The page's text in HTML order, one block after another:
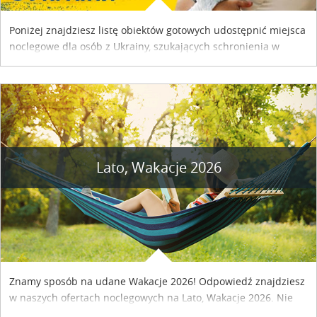
Poniżej znajdziesz listę obiektów gotowych udostępnić miejsca
noclegowe dla osób z Ukrainy, szukających schronienia w
Lato, Wakacje 2026
Znamy sposób na udane Wakacje 2026! Odpowiedź znajdziesz
w naszych ofertach noclegowych na Lato, Wakacje 2026. Nie